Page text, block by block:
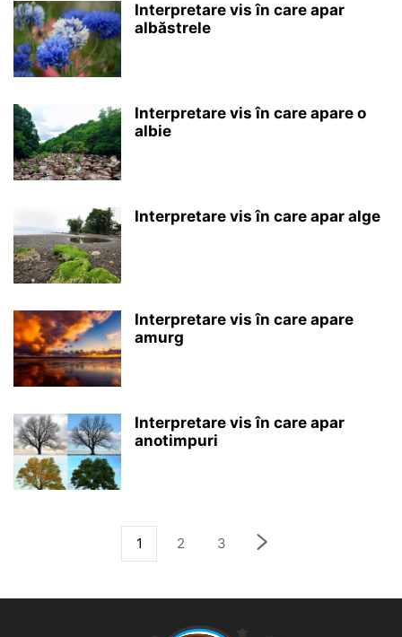
Interpretare vis în care apar
albăstrele
Interpretare vis în care apare o
albie
Interpretare vis în care apar alge
Interpretare vis în care apare
amurg
Interpretare vis în care apar
anotimpuri
1 2 3